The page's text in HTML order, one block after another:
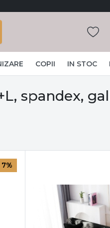
COPII IN STOC
spandex,
7%